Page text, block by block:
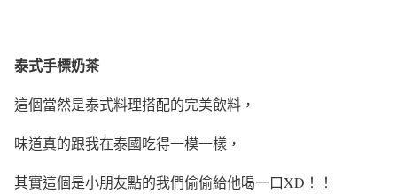
泰式手標奶茶
這個當然是泰式料理搭配的完美飲料，
味道真的跟我在泰國吃得一模一樣，
其實這個是小朋友點的我們偷偷給他喝一口XD！！